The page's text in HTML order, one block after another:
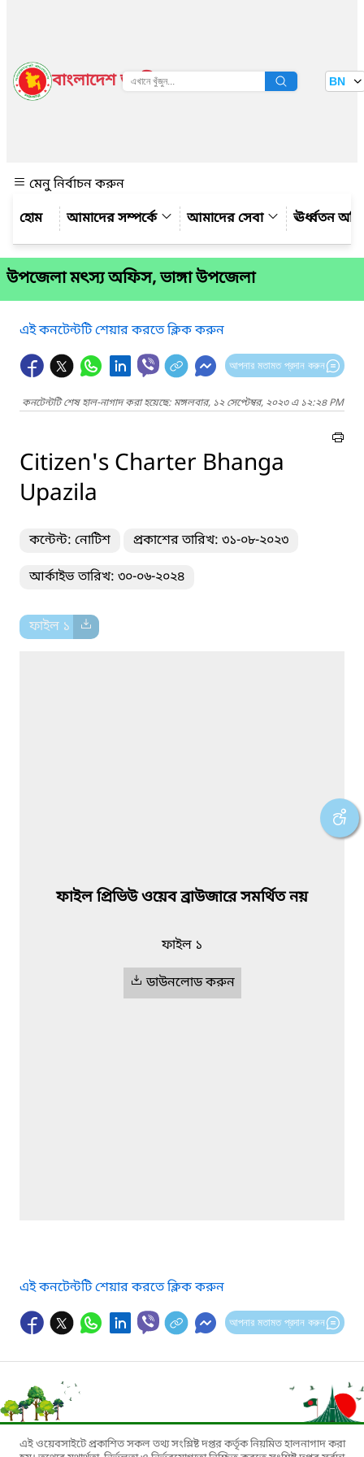
বাংলাদেশ জাতীয় তথ্য বাতায়ন BN
মেনু নির্বাচন করুন
আমাদের সম্পর্কে
আমাদের সেবা ঊর্ধ্বতন
উপজেলা মৎস্য অফিস, ভাঙ্গা উপজেলা
এই কনটেন্টটি শেয়ার করতে ক্লিক করুন
আপনার মতামত প্রদান করুন
কনটেন্টটি শেষ হাল-নাগাদ করা হয়েছে: মঙ্গলবার, ১২ সেপ্টেম্বর, ২০২৩ এ ১২:২৪ PM
Citizen's Charter Bhanga
Upazila
কন্টেন্ট: নোটিশ প্রকাশের তারিখ: ৩১-০৮-২০২৩
আর্কাইভ তারিখ: ৩০-০৬-২০২৪
ফাইল ১
ফাইল প্রিভিউ ওয়েব ব্রাউজারে সমর্থিত নয়
ফাইল ১
ডাউনলোড করুন
এই কনটেন্টটি শেয়ার করতে ক্লিক করুন
আপনার মতামত প্রদান করুন
এই ওয়েবসাইটে প্রকাশিত সকল তথ্য সংশ্লিষ্ট দপ্তর কর্তৃক নিয়মিত হালনাগাদ করা